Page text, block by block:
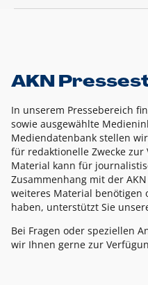
AKN
In unserem Pressebereich
sowie ausgewählte
Mediendatenbank stellen
für redaktionelle Zwecke
Material kann für
Zusammenhang mit der
weiteres Material benötigen
haben, unterstützt Sie
Bei Fragen oder speziellen
wir Ihnen gerne zur